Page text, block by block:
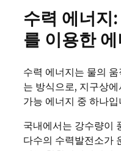
수력 에너지
를 이용한
수력 에너지는 물의
는 방식으로, 지구상
가능 에너지 중 하나입
국내에서는 강수량이
다수의 수력발전소가